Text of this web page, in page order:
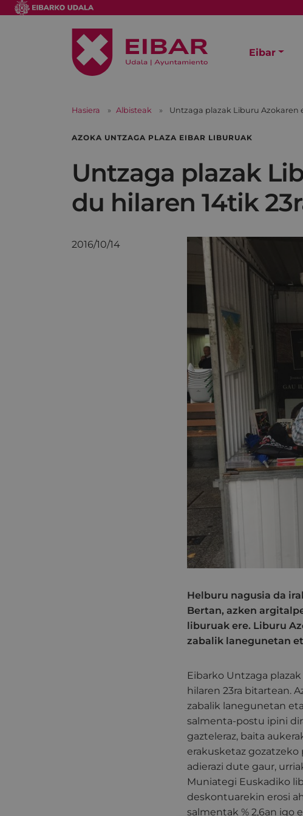
Eibar
Hasiera Albisteak Untzaga plazak Liburu Azokaren
AZOKA UNTZAGA PLAZA EIBAR LIBURUAK
Untzaga plazak
du hilaren 14tik
2016/10/14
Helburu nagusia da
Bertan, azken
liburuak ere. Liburu
zabalik lanegunetan
Eibarko Untzaga
hilaren 23ra bitartean.
zabalik lanegunetan
salmenta-postu ipini
gazteleraz, baita
erakusketaz gozatzeko
adierazi dute gaur,
Muniategi Euskadiko
deskontuarekin erosi
salmentak % 2,6an igo